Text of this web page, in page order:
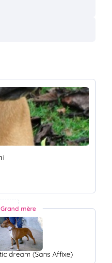
Grand mère
dream (Sans Affixe)